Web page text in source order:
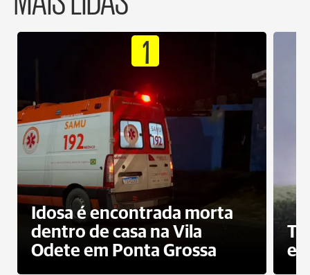
1
Idosa é encontrada morta
dentro de casa na Vila
Odete em Ponta Grossa
e